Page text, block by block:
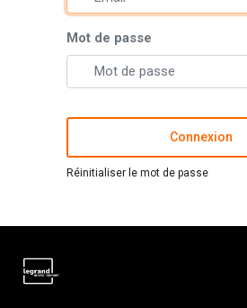
Mot de passe
Connexion
Réinitialiser le mot de passe